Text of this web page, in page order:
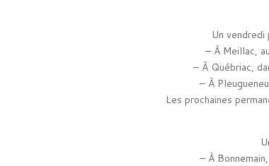
Un
– À Meillac,
– À Québriac,
– À
Les prochaines
– À